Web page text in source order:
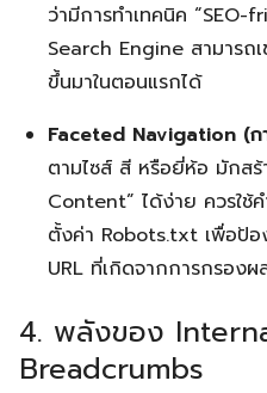
ว่ามีการทำเทคนิค
Search Engine สามารถ
ขึ้นมาในตอนแรกได้
Faceted Navigation (ก
ตามไซส์ สี หรือยี่ห้อ มักส
Content” ได้ง่าย ควรใ
ตั้งค่า Robots.txt เพื่อป้อ
URL ที่เกิดจากการกรองผ
4. พลังของ
Breadcrumbs